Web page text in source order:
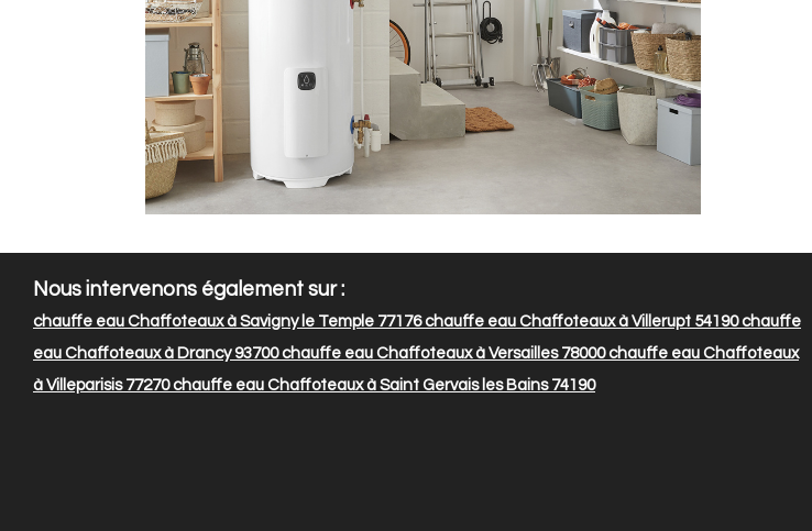
Nous intervenons également sur :
chauffe eau Chaffoteaux à Savigny le Temple 77176chauffe eau Chaffoteaux à Villerupt 54190chauffe
eau Chaffoteaux à Drancy 93700chauffe eau Chaffoteaux à Versailles 78000chauffe eau Chaffoteaux
à Villeparisis 77270chauffe eau Chaffoteaux à Saint Gervais les Bains 74190